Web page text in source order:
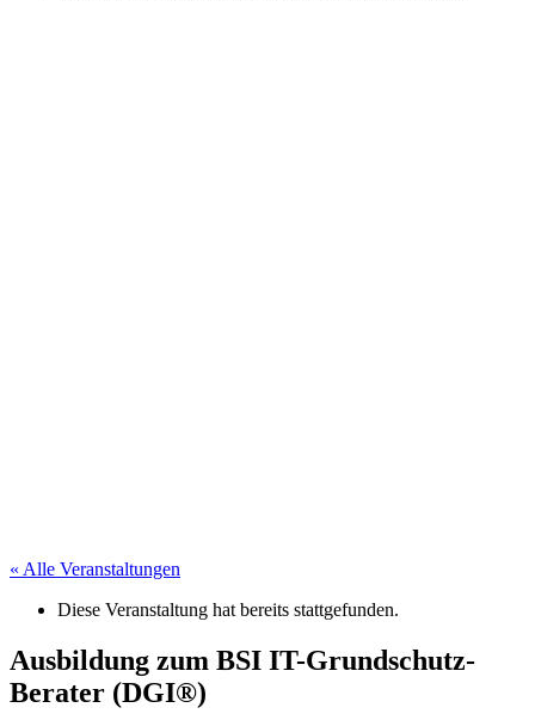
« Alle Veranstaltungen
Diese Veranstaltung hat bereits stattgefunden.
Ausbildung zum BSI IT-Grundschutz-
Berater (DGI®)